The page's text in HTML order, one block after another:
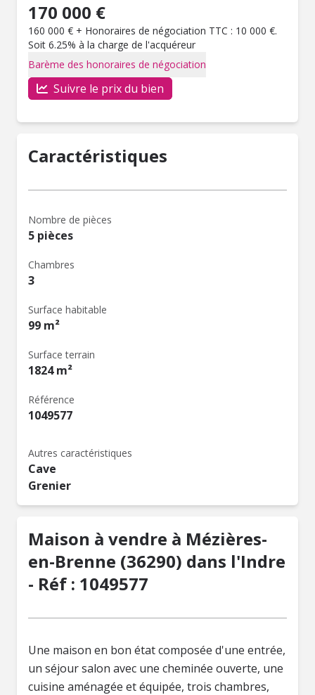
170 000 €
160 000 € + Honoraires de négociation TTC : 10 000 €.
Soit 6.25% à la charge de l'acquéreur
Barème des honoraires de négociation
Suivre le prix du bien
Caractéristiques
Nombre de pièces
5 pièces
Chambres
3
Surface habitable
99 m²
Surface terrain
1824 m²
Référence
1049577
Autres caractéristiques
Cave
Grenier
Maison à vendre à Mézières-
en-Brenne (36290) dans l'Indre
- Réf : 1049577
Une maison en bon état composée d'une entrée,
un séjour salon avec une cheminée ouverte, une
cuisine aménagée et équipée, trois chambres,